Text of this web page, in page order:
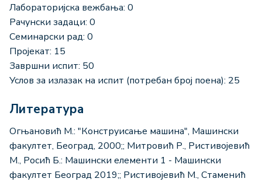
Лабораторијска вежбања: 0
Рачунски задаци: 0
Семинарски рад: 0
Пројекат: 15
Завршни испит: 50
Услов за излазак на испит (потребан број поена): 25
Литература
Огњановић М.: "Конструисање машина", Машински
факултет, Београд, 2000;; Митровић Р., Ристивојевић
М., Росић Б.: Машински елементи 1 - Машински
факултет Београд 2019;; Ристивојевић М., Стаменић